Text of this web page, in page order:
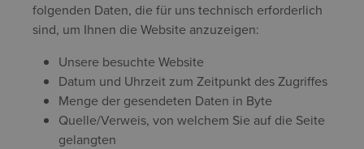
folgenden Daten, die für uns technisch erforderlich
sind, um Ihnen die Website anzuzeigen:
Unsere besuchte Website
Datum und Uhrzeit zum Zeitpunkt des Zugriffes
Menge der gesendeten Daten in Byte
Quelle/Verweis, von welchem Sie auf die Seite
gelangten